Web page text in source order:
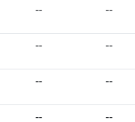
-- --
-- --
-- --
-- --